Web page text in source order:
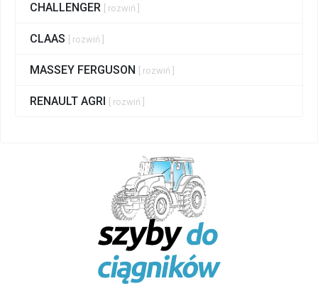
CHALLENGER [ rozwiń ]
CLAAS [ rozwiń ]
MASSEY FERGUSON [ rozwiń ]
RENAULT AGRI [ rozwiń ]